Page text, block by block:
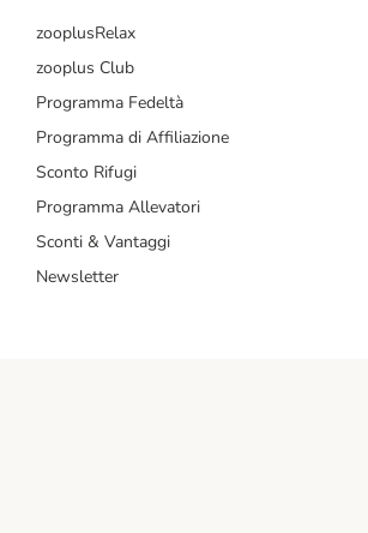
zooplusRelax
zooplus Club
Programma Fedeltà
Programma di Affiliazione
Sconto Rifugi
Programma Allevatori
Sconti & Vantaggi
Newsletter